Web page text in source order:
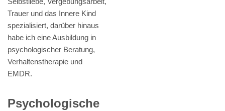
Trauer und das Innere Kind
spezialisiert, darüber hinaus
habe ich eine Ausbildung in
psychologischer Beratung,
Verhaltenstherapie und
EMDR.
Psychologische